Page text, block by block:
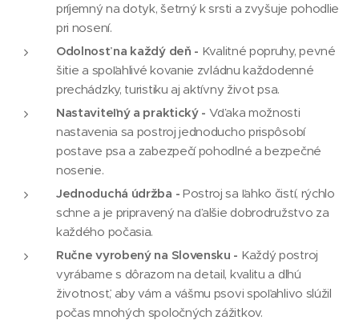
príjemný na dotyk, šetrný k srsti a zvyšuje pohodlie
pri nosení.
Odolnosť na každý deň - Kvalitné popruhy, pevné
šitie a spoľahlivé kovanie zvládnu každodenné
prechádzky, turistiku aj aktívny život psa.
Nastaviteľný a praktický - Vďaka možnosti
nastavenia sa postroj jednoducho prispôsobí
postave psa a zabezpečí pohodlné a bezpečné
nosenie.
Jednoduchá údržba - Postroj sa ľahko čistí, rýchlo
schne a je pripravený na ďalšie dobrodružstvo za
každého počasia.
Ručne vyrobený na Slovensku - Každý postroj
vyrábame s dôrazom na detail, kvalitu a dlhú
životnosť, aby vám a vášmu psovi spoľahlivo slúžil
počas mnohých spoločných zážitkov.